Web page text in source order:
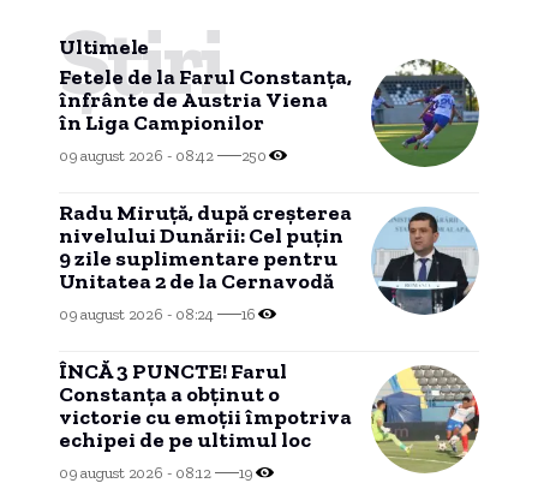
Ultimele
Știri
Fetele de la Farul Constanța,
înfrânte de Austria Viena
în Liga Campionilor
09 august 2026 - 08:42 250
Radu Miruță, după creșterea
nivelului Dunării: Cel puțin
9 zile suplimentare pentru
Unitatea 2 de la Cernavodă
09 august 2026 - 08:24 16
ÎNCĂ 3 PUNCTE! Farul
Constanța a obținut o
victorie cu emoții împotriva
echipei de pe ultimul loc
09 august 2026 - 08:12 19